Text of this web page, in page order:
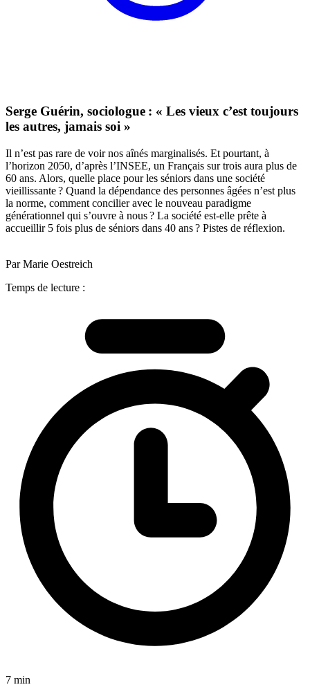
Serge Guérin, sociologue : « Les vieux c’est toujours
les autres, jamais soi »
Il n’est pas rare de voir nos aînés marginalisés. Et pourtant, à
l’horizon 2050, d’après l’INSEE, un Français sur trois aura plus de
60 ans. Alors, quelle place pour les séniors dans une société
vieillissante ? Quand la dépendance des personnes âgées n’est plus
la norme, comment concilier avec le nouveau paradigme
générationnel qui s’ouvre à nous ? La société est-elle prête à
accueillir 5 fois plus de séniors dans 40 ans ? Pistes de réflexion.
Par Marie Oestreich
Temps de lecture :
7 min